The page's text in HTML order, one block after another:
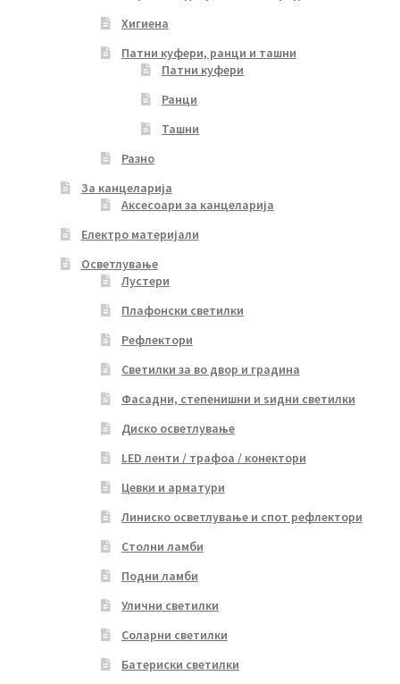
Хигиена
Патни куфери, ранци и ташни
Патни куфери
Ранци
Ташни
Разно
За канцеларија
Аксесоари за канцеларија
Електро материјали
Осветлување
Лустери
Плафонски светилки
Рефлектори
Светилки за во двор и градина
Фасадни, степенишни и ѕидни светилки
Диско осветлување
LED ленти / трафоа / конектори
Цевки и арматури
Линиско осветлување и спот рефлектори
Столни ламби
Подни ламби
Улични светилки
Соларни светилки
Батериски светилки